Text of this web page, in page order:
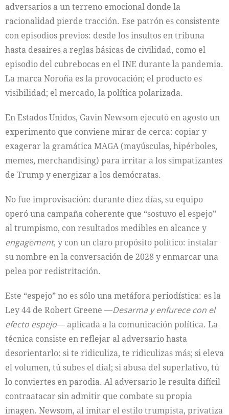
adversarios a un terreno emocional donde la
racionalidad pierde tracción. Ese patrón es consistente
con episodios previos: desde los insultos en tribuna
hasta desaires a reglas básicas de civilidad, como el
episodio del cubrebocas en el INE durante la pandemia.
La marca Noroña es la provocación; el producto es
visibilidad; el mercado, la política polarizada.
En Estados Unidos, Gavin Newsom ejecutó en agosto un
experimento que conviene mirar de cerca: copiar y
exagerar la gramática MAGA (mayúsculas, hipérboles,
memes, merchandising) para irritar a los simpatizantes
de Trump y energizar a los demócratas.
No fue improvisación: durante diez días, su equipo
operó una campaña coherente que “sostuvo el espejo”
al trumpismo, con resultados medibles en alcance y
engagement, y con un claro propósito político: instalar
su nombre en la conversación de 2028 y enmarcar una
pelea por redistritación.
Este “espejo” no es sólo una metáfora periodística: es la
Ley 44 de Robert Greene —Desarma y enfurece con el
efecto espejo— aplicada a la comunicación política. La
técnica consiste en reflejar al adversario hasta
desorientarlo: si te ridiculiza, te ridiculizas más; si eleva
el volumen, tú subes el dial; si abusa del superlativo, tú
lo conviertes en parodia. Al adversario le resulta difícil
contraatacar sin admitir que combate su propia
imagen. Newsom, al imitar el estilo trumpista, privatiza